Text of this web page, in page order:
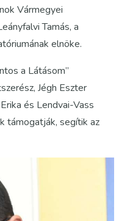
Vármegyei
Tamás, a
elnöke.
a Látásom”
Jégh Eszter
és Lendvai-Vass
támogatják, segítik az